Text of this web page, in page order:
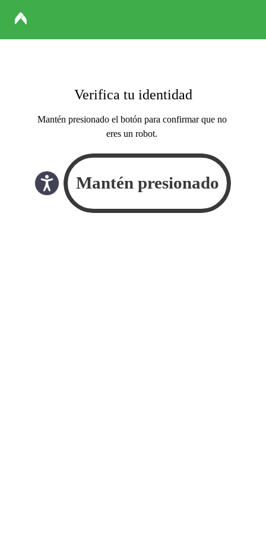
Verifica tu identidad
Mantén presionado el botón para confirmar que no
eres un robot.